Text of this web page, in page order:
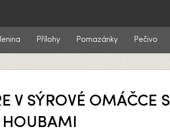
Přílohy Pomazánky Pečivo
V SÝROVÉ OMÁČCE S
HOUBAMI